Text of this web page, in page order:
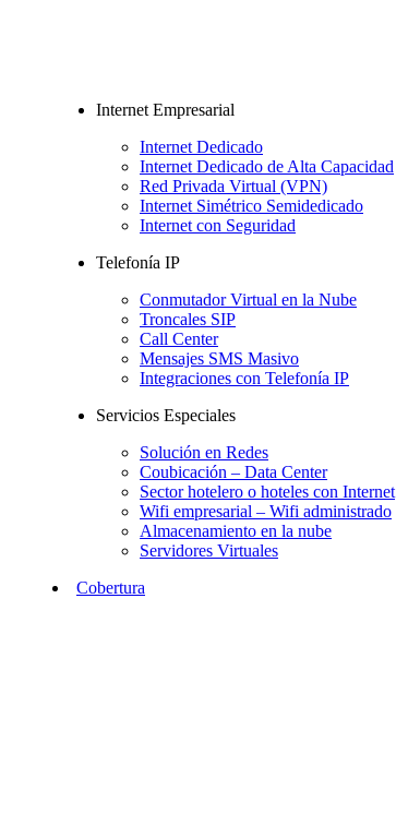
Internet Empresarial
Internet Dedicado
Internet Dedicado de Alta Capacidad
Red Privada Virtual (VPN)
Internet Simétrico Semidedicado
Internet con Seguridad
Telefonía IP
Conmutador Virtual en la Nube
Troncales SIP
Call Center
Mensajes SMS Masivo
Integraciones con Telefonía IP
Servicios Especiales
Solución en Redes
Coubicación – Data Center
Sector hotelero o hoteles con Internet
Wifi empresarial – Wifi administrado
Almacenamiento en la nube
Servidores Virtuales
Cobertura